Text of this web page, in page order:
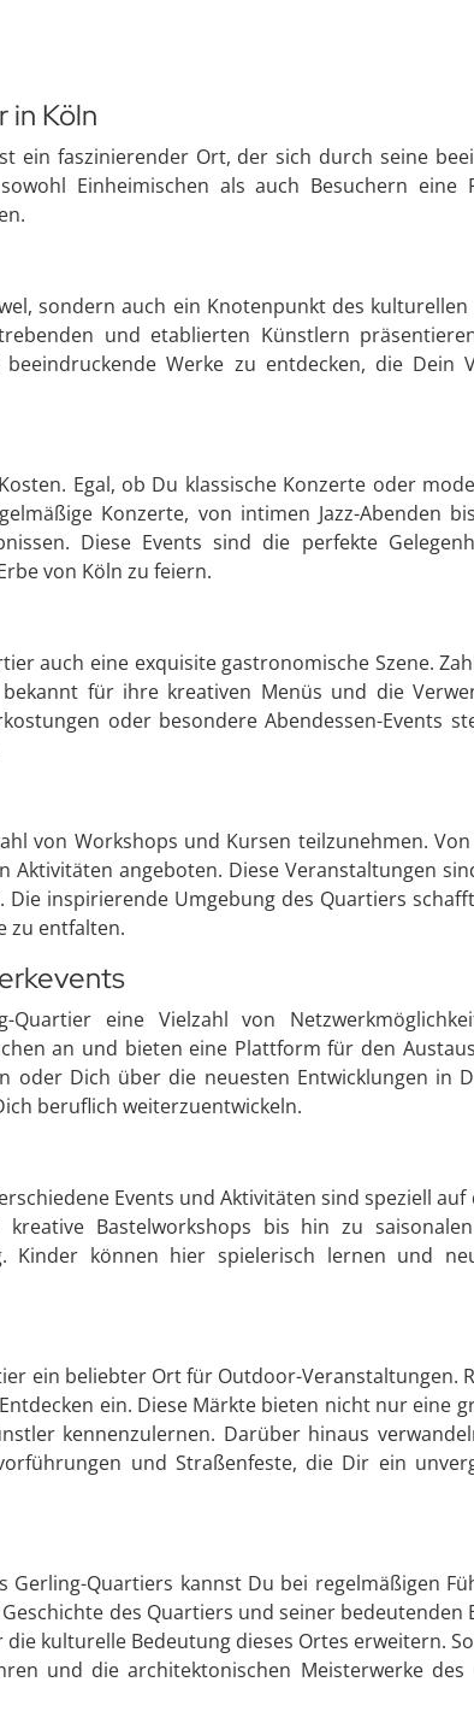
in Köln
ein faszinierender Ort, der sich durch seine
Einheimischen als auch Besuchern
sondern auch ein Knotenpunkt des
und etablierten Künstlern
Werke zu entdecken, die Dein
Egal, ob Du klassische Konzerte oder
Konzerte, von intimen Jazz-Abenden
Diese Events sind die perfekte
von Köln zu feiern.
auch eine exquisite gastronomische Szene.
für ihre kreativen Menüs und die
oder besondere Abendessen-Events
von Workshops und Kursen teilzunehmen.
angeboten. Diese Veranstaltungen
inspirierende Umgebung des Quartiers
zu entfalten.
eine Vielzahl von
an und bieten eine Plattform für den
oder Dich über die neuesten Entwicklungen in
beruflich weiterzuentwickeln.
Events und Aktivitäten sind speziell
Bastelworkshops bis hin zu
Kinder können hier spielerisch lernen und
ein beliebter Ort für Outdoor-Veranstaltungen.
ein. Diese Märkte bieten nicht nur eine
kennenzulernen. Darüber hinaus
und Straßenfeste, die Dir ein
Quartiers kannst Du bei regelmäßigen
des Quartiers und seiner
kulturelle Bedeutung dieses Ortes erweitern.
und die architektonischen Meisterwerke